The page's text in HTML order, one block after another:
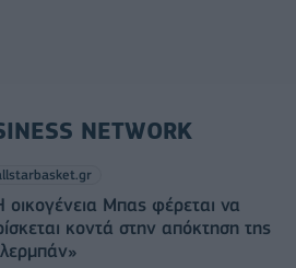
NETWORK
οικογένεια Μπας φέρεται να
κοντά στην απόκτηση της